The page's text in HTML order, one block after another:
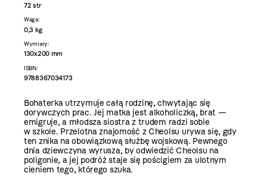
72 str
Waga:
0,3 kg
Wymiary:
130x200 mm
ISBN:
9788367034173
Bohaterka utrzymuje całą rodzinę, chwytając się
dorywczych prac. Jej matka jest alkoholiczką, brat —
emigruje, a młodsza siostra z trudem radzi sobie
w szkole. Przelotna znajomość z Cheolsu urywa się, gdy
ten znika na obowiązkową służbę wojskową. Pewnego
dnia dziewczyna wyrusza, by odwiedzić Cheolsu na
poligonie, a jej podróż staje się pościgiem za ulotnym
cieniem tego, którego szuka.